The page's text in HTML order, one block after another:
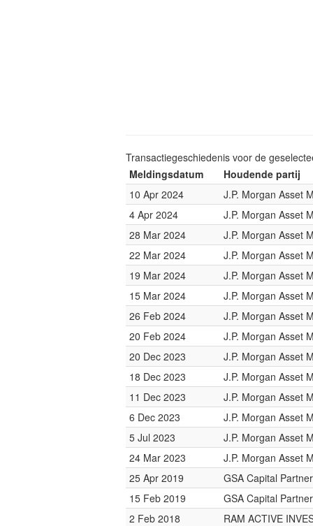
Transactiegeschiedenis voor de
Meldingsdatum
Houdende partij
10 Apr 2024
J.P. Morgan Asset
4 Apr 2024
J.P. Morgan Asset
28 Mar 2024
J.P. Morgan Asset
22 Mar 2024
J.P. Morgan Asset
19 Mar 2024
J.P. Morgan Asset
15 Mar 2024
J.P. Morgan Asset
26 Feb 2024
J.P. Morgan Asset
20 Feb 2024
J.P. Morgan Asset
20 Dec 2023
J.P. Morgan Asset
18 Dec 2023
J.P. Morgan Asset
11 Dec 2023
J.P. Morgan Asset
6 Dec 2023
J.P. Morgan Asset
5 Jul 2023
J.P. Morgan Asset
24 Mar 2023
J.P. Morgan Asset
25 Apr 2019
GSA Capital
15 Feb 2019
GSA Capital
2 Feb 2018
RAM ACTIVE